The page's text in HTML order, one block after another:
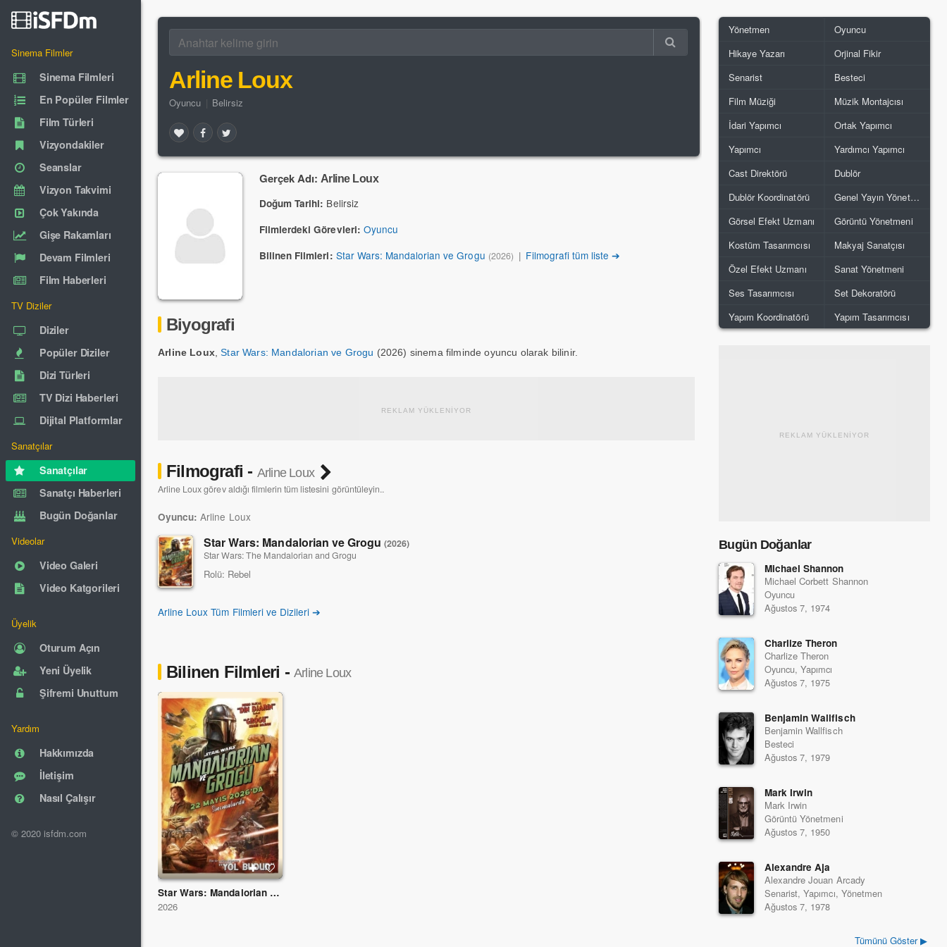
Sinema Filmler
Sinema Filmleri
En Popüler Filmler
Film Türleri
Vizyondakiler
Seanslar
Vizyon Takvimi
Çok Yakında
Gişe Rakamları
Devam Filmleri
Film Haberleri
TV Diziler
Diziler
Popüler Diziler
Dizi Türleri
TV Dizi Haberleri
Dijital Platformlar
Sanatçılar
Sanatçılar
Sanatçı Haberleri
Bugün Doğanlar
Videolar
Video Galeri
Video Katgorileri
Üyelik
Oturum Açın
Yeni Üyelik
Şifremi Unuttum
Yardım
Hakkımızda
İletişim
Nasıl Çalışır
© 2020 isfdm.com
Arline Loux
Oyuncu Belirsiz
Gerçek Adı: Arline Loux
Doğum Tarihi: Belirsiz
Filmlerdeki Görevleri: Oyuncu
Bilinen Filmleri: Star Wars: Mandalorian ve Grogu (2026) | Filmografi tüm liste ➔
Biyografi
Arline Loux,Star Wars: Mandalorian ve Grogu (2026) sinema filminde oyuncu olarak bilinir.
REKLAM YÜKLENİYOR
Filmografi - Arline Loux
Arline Loux görev aldığı filmlerin tüm listesini görüntüleyin..
Oyuncu: Arline Loux
Star Wars: Mandalorian ve Grogu(2026)
Star Wars: The Mandalorian and Grogu
Rolü: Rebel
Arline Loux Tüm Filmleri ve Dizileri ➔
Bilinen Filmleri - Arline Loux
Star Wars: Mandalorian ve Grogu
2026
Yönetmen
Oyuncu
Hikaye Yazarı
Orjinal Fikir
Senarist
Besteci
Film Müziği
Müzik Montajcısı
İdari Yapımcı
Ortak Yapımcı
Yapımcı
Yardımcı Yapımcı
Cast Direktörü
Dublör
Dublör Koordinatörü
Genel Yayın Yönetmeni
Görsel Efekt Uzmanı
Görüntü Yönetmeni
Kostüm Tasarımcısı
Makyaj Sanatçısı
Özel Efekt Uzmanı
Sanat Yönetmeni
Ses Tasarımcısı
Set Dekoratörü
Yapım Koordinatörü
Yapım Tasarımcısı
REKLAM YÜKLENİYOR
Bugün Doğanlar
Michael Shannon
Michael Corbett Shannon
Oyuncu
Ağustos 7, 1974
Charlize Theron
Charlize Theron
Oyuncu, Yapımcı
Ağustos 7, 1975
Benjamin Wallfisch
Benjamin Wallfisch
Besteci
Ağustos 7, 1979
Mark Irwin
Mark Irwin
Görüntü Yönetmeni
Ağustos 7, 1950
Alexandre Aja
Alexandre Jouan Arcady
Senarist, Yapımcı, Yönetmen
Ağustos 7, 1978
Tümünü Göster ▶